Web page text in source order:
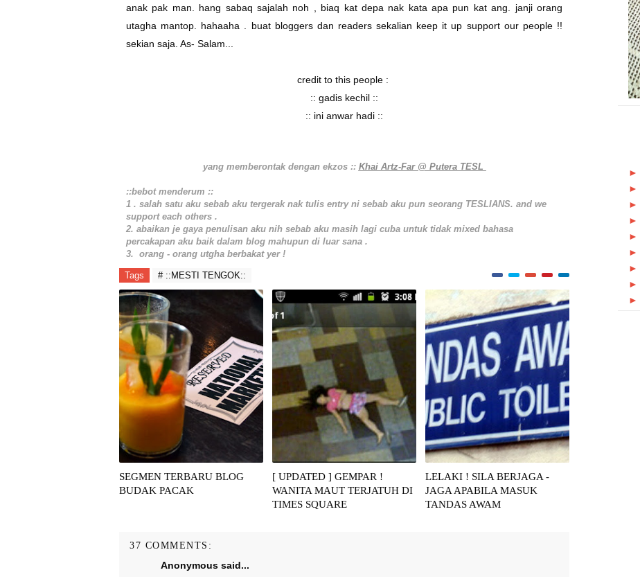
anak pak man . hang sabaq sajalah noh , biaq kat depa nak kata apa pun kat ang. janji orang
utagha mantop. hahaaha . buat bloggers dan readers sekalian keep it up support our people !!
sekian saja. As- Salam...
credit to this people :
:: gadis kechil ::
:: ini anwar hadi ::
yang memberontak dengan ekzos :: Khai Artz-Far @ Putera TESL
::bebot menderum ::
1 . salah satu aku sebab aku tergerak nak tulis entry ni sebab aku pun seorang TESLIANS. and we
support each others .
2. abaikan je gaya penulisan aku nih sebab aku masih lagi cuba untuk tidak mixed bahasa
percakapan aku baik dalam blog mahupun di luar sana .
3. orang - orang utgha berbakat yer !
Tags # ::MESTI TENGOK::
SEGMEN TERBARU BLOG
BUDAK PACAK
[ UPDATED ] GEMPAR !
WANITA MAUT TERJATUH DI
TIMES SQUARE
LELAKI ! SILA BERJAGA -
JAGA APABILA MASUK
TANDAS AWAM
37 COMMENTS:
Anonymous said...
►
►
►
►
►
►
►
►
►